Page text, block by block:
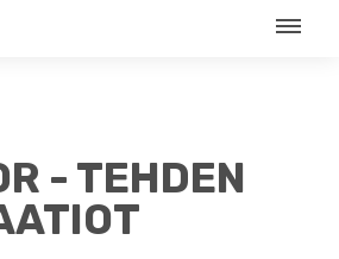
- TEHDEN